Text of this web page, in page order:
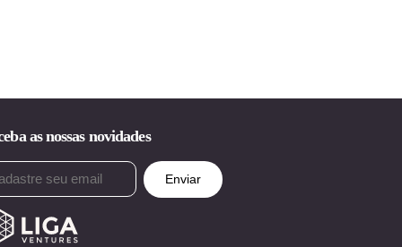
as nossas novidades